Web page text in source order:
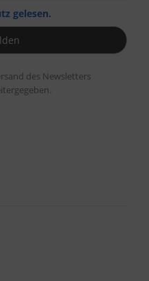
gelesen.
des Newsletters